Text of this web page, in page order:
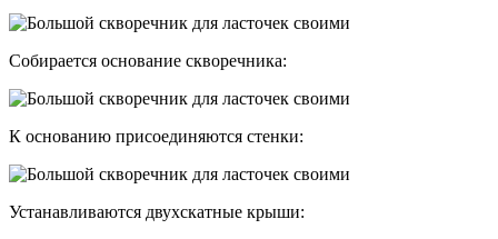
Собирается основание скворечника:
К основанию присоединяются стенки:
Устанавливаются двухскатные крыши: